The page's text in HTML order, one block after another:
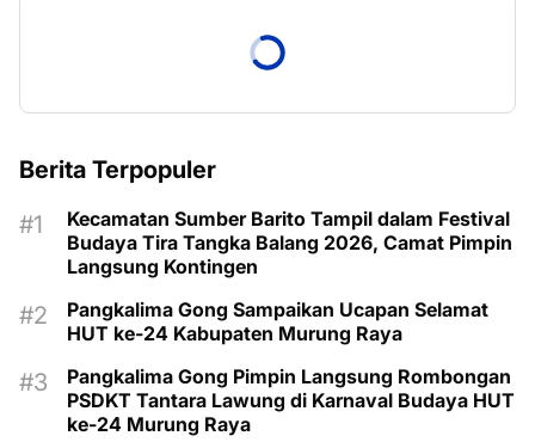
Berita Terpopuler
Kecamatan Sumber Barito Tampil dalam Festival
Budaya Tira Tangka Balang 2026, Camat Pimpin
Langsung Kontingen
Pangkalima Gong Sampaikan Ucapan Selamat
HUT ke-24 Kabupaten Murung Raya
Pangkalima Gong Pimpin Langsung Rombongan
PSDKT Tantara Lawung di Karnaval Budaya HUT
ke-24 Murung Raya